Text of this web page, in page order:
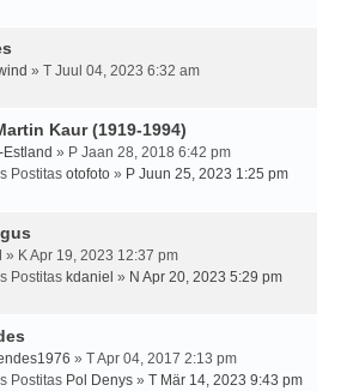
» T Juul 04, 2023 6:32 am
Kaur (1919-1994)
» P Jaan 28, 2018 6:42 pm
Postitas otofoto » P Juun 25, 2023 1:25 pm
» K Apr 19, 2023 12:37 pm
Postitas kdaniel » N Apr 20, 2023 5:29 pm
» T Apr 04, 2017 2:13 pm
Postitas Pol Denys » T Mär 14, 2023 9:43 pm